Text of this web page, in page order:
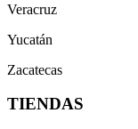
Veracruz
Yucatán
Zacatecas
TIENDAS